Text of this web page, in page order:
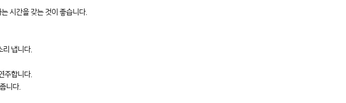
시간을 갖는 것이 좋습니다.
리 냅니다.
주합니다.
니다.